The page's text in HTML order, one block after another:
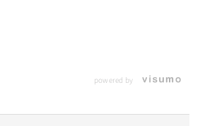
powered by